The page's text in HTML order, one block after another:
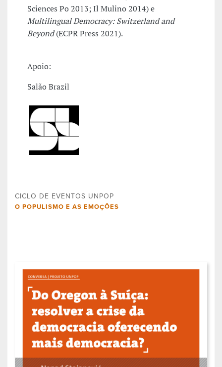
Sciences Po 2013; Il Mulino 2014) e
Multilingual Democracy: Switzerland and
Beyond(ECPR Press 2021).
Apoio:
Salão Brazil
CICLO DE EVENTOS UNPOP
O POPULISMO E AS EMOÇÕES